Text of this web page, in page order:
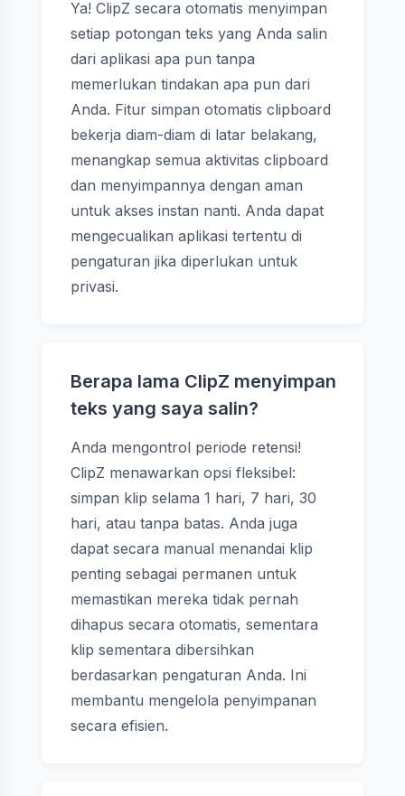
Ya! ClipZ secara otomatis menyimpan
setiap potongan teks yang Anda salin
dari aplikasi apa pun tanpa
memerlukan tindakan apa pun dari
Anda. Fitur simpan otomatis clipboard
bekerja diam-diam di latar belakang,
menangkap semua aktivitas clipboard
dan menyimpannya dengan aman
untuk akses instan nanti. Anda dapat
mengecualikan aplikasi tertentu di
pengaturan jika diperlukan untuk
privasi.
Berapa lama ClipZ menyimpan
teks yang saya salin?
Anda mengontrol periode retensi!
ClipZ menawarkan opsi fleksibel:
simpan klip selama 1 hari, 7 hari, 30
hari, atau tanpa batas. Anda juga
dapat secara manual menandai klip
penting sebagai permanen untuk
memastikan mereka tidak pernah
dihapus secara otomatis, sementara
klip sementara dibersihkan
berdasarkan pengaturan Anda. Ini
membantu mengelola penyimpanan
secara efisien.